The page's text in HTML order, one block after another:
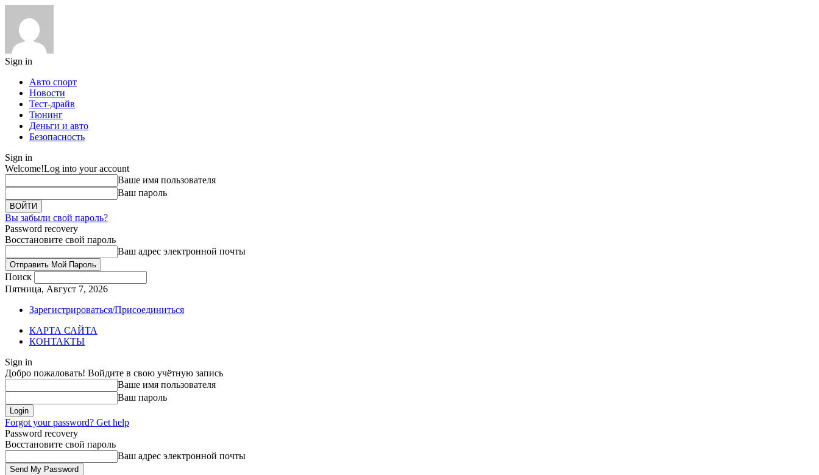
Sign in
Авто спорт
Новости
Тест-драйв
Тюнинг
Деньги и авто
Безопасность
Sign in
Welcome!Log into your account
Ваше имя пользователя
Ваш пароль
Вы забыли свой пароль?
Password recovery
Восстановите свой пароль
Ваш адрес электронной почты
Поиск
Пятница, Август 7, 2026
Зарегистрироваться/Присоединиться
КАРТА САЙТА
КОНТАКТЫ
Sign in
Добро пожаловать! Войдите в свою учётную запись
Ваше имя пользователя
Ваш пароль
Forgot your password? Get help
Password recovery
Восстановите свой пароль
Ваш адрес электронной почты